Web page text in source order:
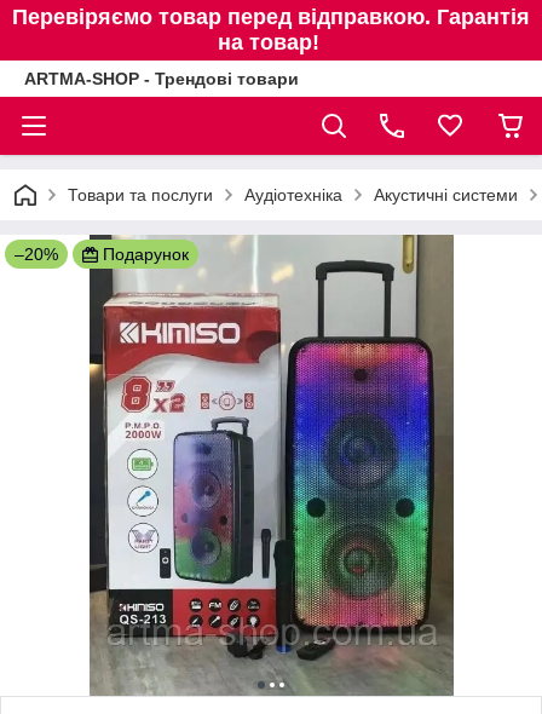
Перевіряємо товар перед відправкою. Гарантія
на товар!
ARTMA-SHOP - Трендові товари
Товари та послуги Аудіотехніка Акустичні системи
–20% Подарунок